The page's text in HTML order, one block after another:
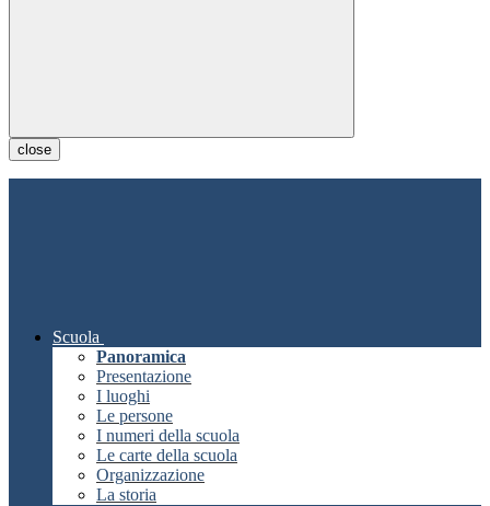
close
Scuola
Panoramica
Presentazione
I luoghi
Le persone
I numeri della scuola
Le carte della scuola
Organizzazione
La storia